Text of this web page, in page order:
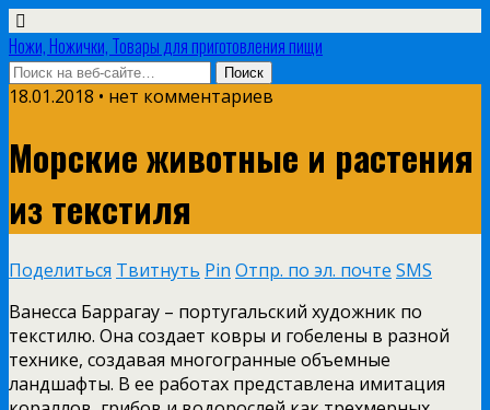
Ножи, Ножички, Товары для приготовления пищи
18.01.2018 • нет комментариев
Морские животные и растения
из текстиля
Поделиться Твитнуть Pin Отпр. по эл. почте SMS
Ванесса Баррагау – португальский художник по
текстилю. Она создает ковры и гобелены в разной
технике, создавая многогранные объемные
ландшафты. В ее работах представлена имитация